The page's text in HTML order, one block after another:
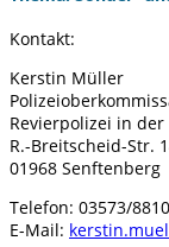
Kontakt:
Kerstin Müller
Revierpolizei in
R.-Breitscheid-Str.
01968 Senftenberg
Telefon: 03573/
E-Mail: